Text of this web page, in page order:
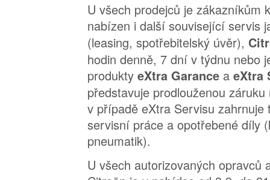
U všech prodejců je zákazníkům
nabízen i další související servis
(leasing, spotřebitelský úvěr),
hodin denně, 7 dní v týdnu nebo
produkty eXtra Garance a eXtra
představuje prodlouženou
v případě eXtra Servisu zahrnuje
servisní práce a opotřebené díly
pneumatik).
U všech autorizovaných opravců